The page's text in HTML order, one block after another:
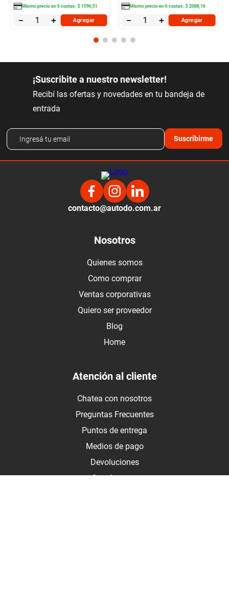
Mismo precio en6cuotas:$ 1596,51
＋
－ Agregar
Mismo precio en6cuotas:$ 2088 16
＋
－ Agregar
¡Suscribite a nuestro newsletter!
Recibí las ofertas y novedades en tu bandeja de
entrada
Suscribirme
contacto@autodo.com.ar
Nosotros
Quienes somos
Como comprar
Ventas corporativas
Quiero ser proveedor
Blog
Home
Atención al cliente
Chatea con nosotros
Preguntas Frecuentes
Puntos de entrega
Medios de pago
Devoluciones
Contáctanos